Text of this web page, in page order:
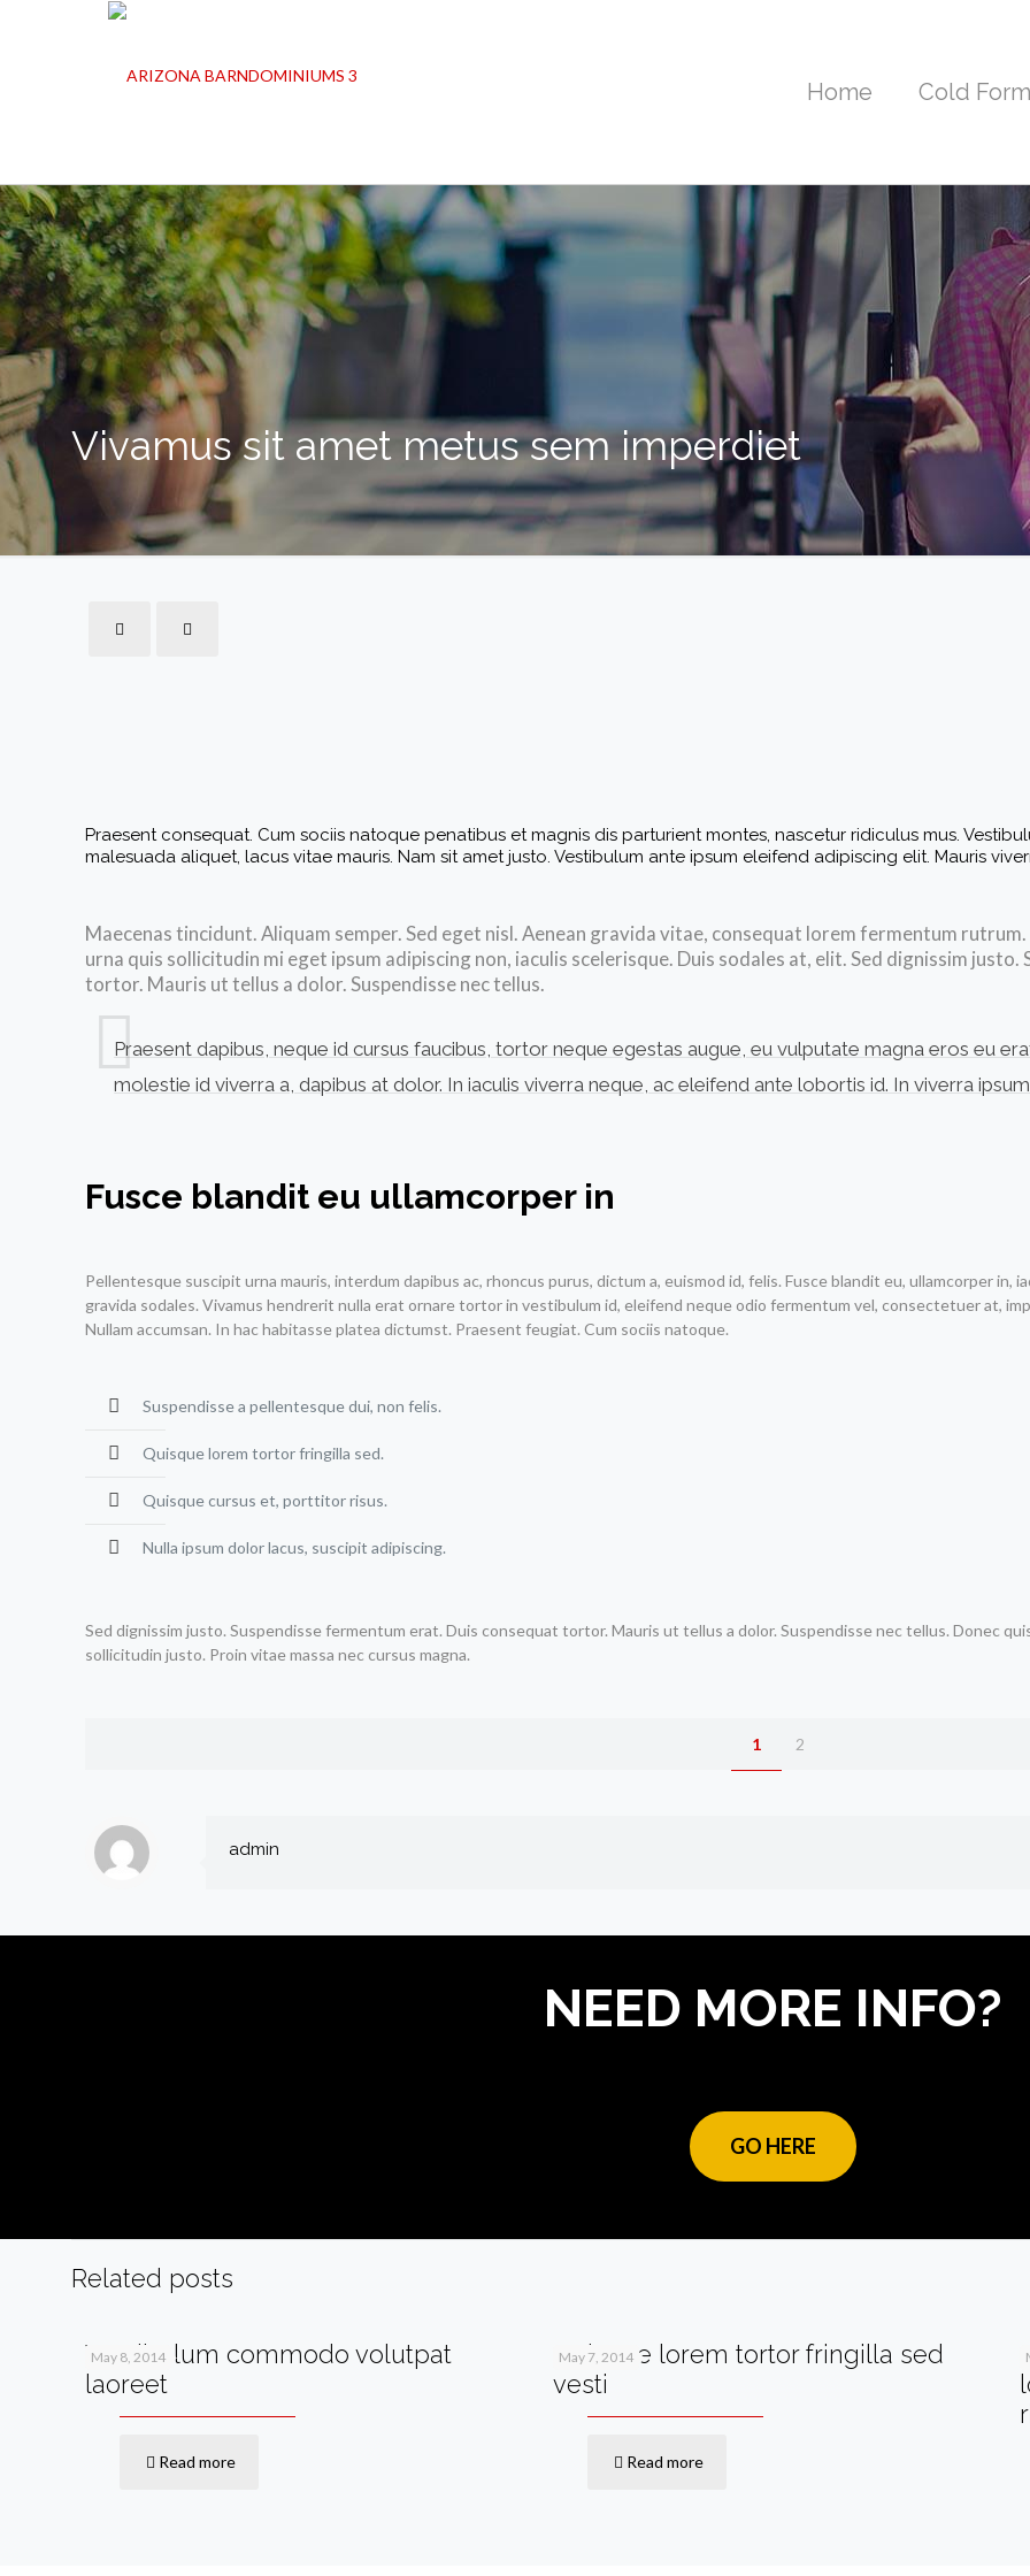
Home Cold
Vivamus sit amet metus sem imperdiet
Praesent consequat. Cum sociis natoque penatibus et magnis dis parturient montes, nascetur ridiculus mus.
malesuada aliquet, lacus vitae mauris. Nam sit amet justo. Vestibulum ante ipsum eleifend adipiscing elit. Mauris
Maecenas tincidunt. Aliquam semper. Sed eget nisl. Aenean gravida vitae, consequat lorem fermentum
urna quis sollicitudin mi eget ipsum adipiscing non, iaculis scelerisque. Duis sodales at, elit. Sed dignissim
tortor. Mauris ut tellus a dolor. Suspendisse nec tellus.
Praesent dapibus, neque id cursus faucibus, tortor neque egestas augue, eu vulputate magna eros eu
molestie id viverra a, dapibus at dolor. In iaculis viverra neque, ac eleifend ante lobortis id. In viverra ipsum
Fusce blandit eu ullamcorper in
Pellentesque suscipit urna mauris, interdum dapibus ac, rhoncus purus, dictum a, euismod id, felis. Fusce blandit eu, ullamcorper in,
gravida sodales. Vivamus hendrerit nulla erat ornare tortor in vestibulum id, eleifend neque odio fermentum vel, consectetuer at,
Nullam accumsan. In hac habitasse platea dictumst. Praesent feugiat. Cum sociis natoque.
Suspendisse a pellentesque dui, non felis.
Quisque lorem tortor fringilla sed.
Quisque cursus et, porttitor risus.
Nulla ipsum dolor lacus, suscipit adipiscing.
Sed dignissim justo. Suspendisse fermentum erat. Duis consequat tortor. Mauris ut tellus a dolor. Suspendisse nec tellus. Donec
sollicitudin justo. Proin vitae massa nec cursus magna.
1 2
admin
NEED MORE INFO?
GO HERE
Related posts
May 8, 2014
Vestibulum commodo volutpat
laoreet
Read more
May 7, 2014
Quisque lorem tortor fringilla sed
vesti
Read more